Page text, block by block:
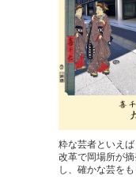
粋な芸者といえ
改革で岡場所が
し、確かな芸を